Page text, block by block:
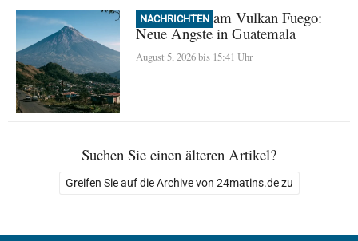
NACHRICHTEN
Evakuierung am Vulkan Fuego:
Neue Ängste in Guatemala
August 5, 2026 bis 15:41 Uhr
Suchen Sie einen älteren Artikel?
Greifen Sie auf die Archive von 24matins.de zu